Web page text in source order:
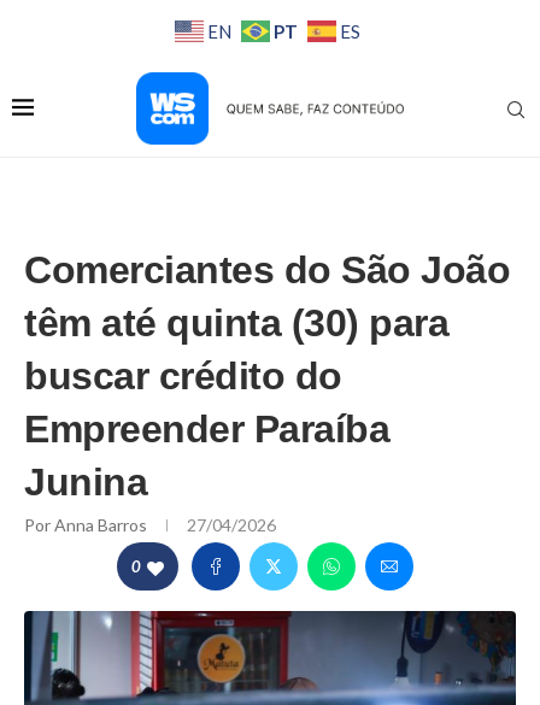
EN PT ES
Comerciantes do São João
têm até quinta (30) para
buscar crédito do
Empreender Paraíba
Junina
PorAnna Barros 27/04/2026
0